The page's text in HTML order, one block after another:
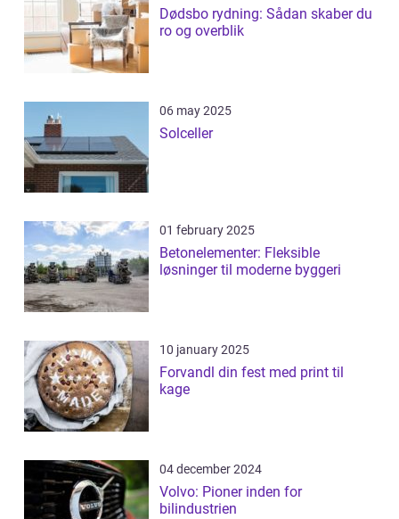
Dødsbo rydning: Sådan skaber du
ro og overblik
06 may 2025
Solceller
01 february 2025
Betonelementer: Fleksible
løsninger til moderne byggeri
10 january 2025
Forvandl din fest med print til
kage
04 december 2024
Volvo: Pioner inden for
bilindustrien